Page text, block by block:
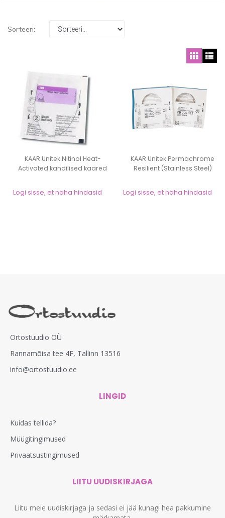
Sorteeri:
KAAR Unitek Nitinol Heat-
Activated kandilised kaared
Logi sisse, et näha hindasid
KAAR Unitek Permachrome
Resilient (Stainless Steel)
Logi sisse, et näha hindasid
Ortostuudio OÜ
Rannamõisa tee 4F, Tallinn 13516
info@ortostuudio.ee
LINGID
Kuidas tellida?
Müügitingimused
Privaatsustingimused
LIITU UUDISKIRJAGA
Liitu meie uudiskirjaga ja sedasi ei jää kunagi hea pakkumine